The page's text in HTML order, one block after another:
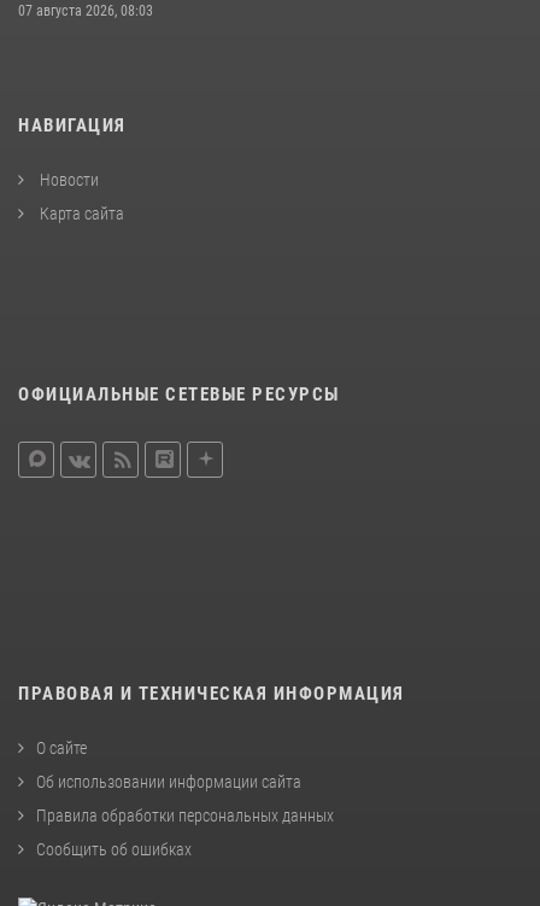
07 августа 2026, 08:03
НАВИГАЦИЯ
Новости
Карта сайта
ОФИЦИАЛЬНЫЕ СЕТЕВЫЕ РЕСУРСЫ
ПРАВОВАЯ И ТЕХНИЧЕСКАЯ ИНФОРМАЦИЯ
О сайте
Об использовании информации сайта
Правила обработки персональных данных
Сообщить об ошибках